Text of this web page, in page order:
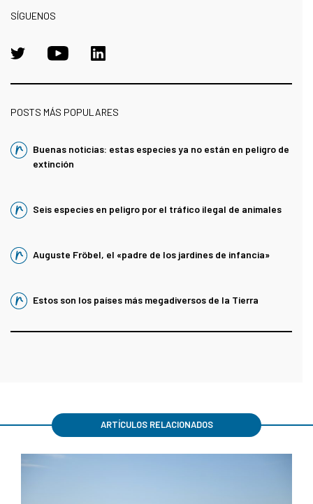
SÍGUENOS
POSTS MÁS POPULARES
Buenas noticias: estas especies ya no están en peligro de
extinción
Seis especies en peligro por el tráfico ilegal de animales
Auguste Fröbel, el «padre de los jardines de infancia»
Estos son los países más megadiversos de la Tierra
ARTÍCULOS RELACIONADOS